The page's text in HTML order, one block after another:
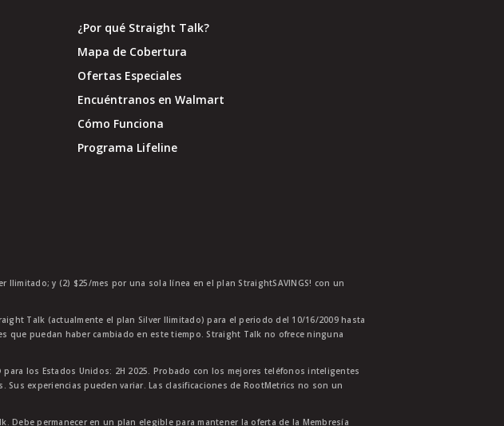
¿Por qué Straight Talk?
Mapa de Cobertura
Ofertas Especiales
Encuéntranos en Walmart
Cómo Funciona
Programa Lifeline
Ilimitado; y (2) $25/mes por una sola línea en el plan StraightSAVINGS! con un
Talk (actualmente el plan Silver Ilimitado) para el periodo del 10/16/2009 hasta
que puedan haber cambiado en este tiempo. Straight Talk no ofrece ninguna
los Estados Unidos: 2H 2025. Probado con los mejores teléfonos inteligentes
experiencias pueden variar. Las clasificaciones de RootMetrics no son un
Debe permanecer en un plan elegible para mantener la oferta de la Membresía